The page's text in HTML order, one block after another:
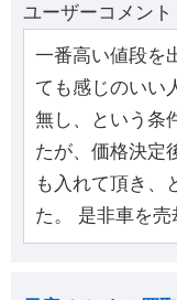
ユーザーコメント
一番高い値段を
ても感じのいい
無し、という条
たが、価格決定
も入れて頂き、
た。 是非車を売